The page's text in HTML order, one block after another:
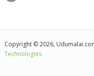
Copyright © 2026,
Technologies